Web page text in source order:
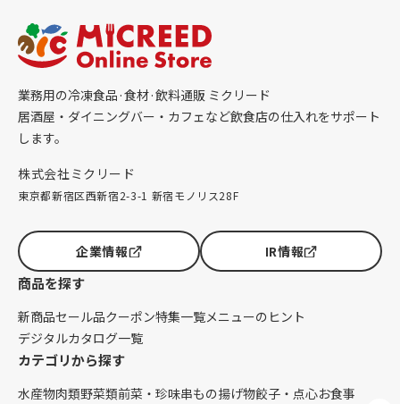
業務用の冷凍食品·食材·飲料通販 ミクリード
居酒屋・ダイニングバー・カフェなど飲食店の仕入れをサポート
します。
株式会社ミクリード
東京都新宿区西新宿2-3-1 新宿モノリス28F
企業情報 IR情報
商品を探す
新商品セール品クーポン特集一覧メニューのヒント
デジタルカタログ一覧
カテゴリから探す
水産物肉類野菜類前菜・珍味串もの揚げ物餃子・点心お食事